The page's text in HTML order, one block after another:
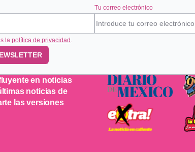
Tu correo electrónico
la política de privacidad .
en noticias
noticias de
las versiones